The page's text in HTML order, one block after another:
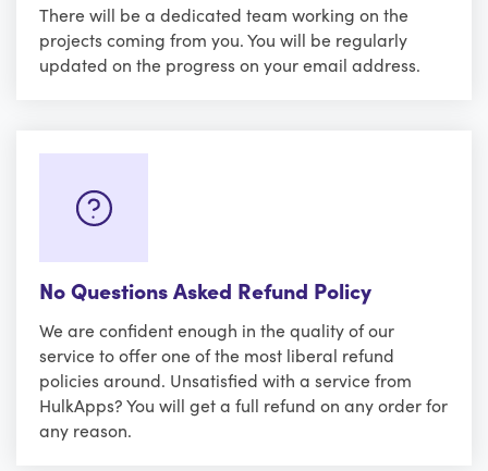
There will be a dedicated team working on the
projects coming from you. You will be regularly
updated on the progress on your email address.
No Questions Asked Refund Policy
We are confident enough in the quality of our
service to offer one of the most liberal refund
policies around. Unsatisfied with a service from
HulkApps? You will get a full refund on any order for
any reason.